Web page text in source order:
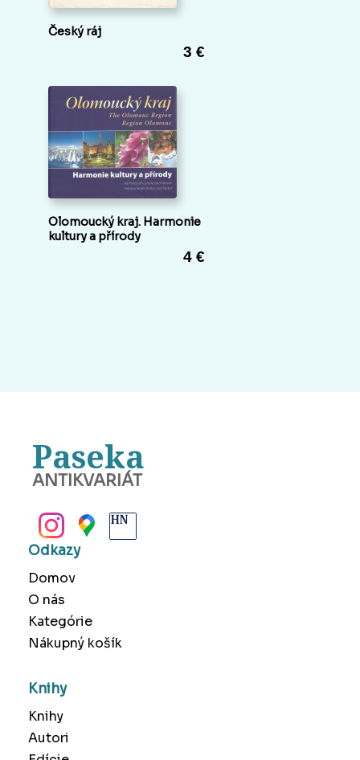
Český ráj
3 €
Olomoucký kraj. Harmonie
kultury a přírody
4 €
Paseka
ANTIKVARIÁT
Odkazy
Domov
O nás
Kategórie
Nákupný košík
Knihy
Knihy
Autori